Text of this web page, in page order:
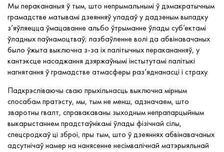
Мы перакананыя ў тым, што непрымальнымі ў дэмакратычным
грамадстве матывамі дзеянняў уладаў у дадзеным выпадку
з’яўляецца ўмацаванне альбо ўтрыманне ўлады суб’ектамі
ўладных паўнамоцтваў; пазбаўленне волі да абвінавачаных
было ўжыта выключна з-за іх палітычных перакананняў, у
кантэксце насаджання дзяржаўнымі інстытутамі палітыкі
нагнятання ў грамадстве атмасферы раз’яднанасці і страху.
Падкрэсліваючы сваю прыхільнасць выключна мірным
спосабам пратэсту, мы, тым не менш, адзначаем, што
зваротны гвалт, справакаваны зыходным непрапарцыйным
выкарыстаннем прадстаўнікамі ўлады фізічнай сілы,
спецсродкаў ці зброі, пры тым, што ў дзеяннях абвінавачаных
адсутнічаў намер на нанясенне несімвалічнай матэрыяльнай